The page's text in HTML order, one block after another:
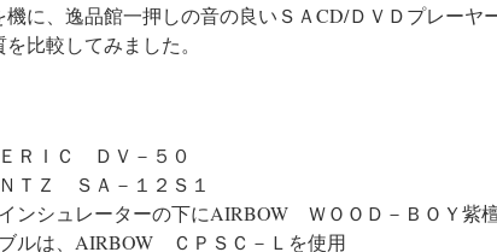
に、逸品館一押しの音の良いＳＡCD/ＤＶＤプレーヤ
比較してみました。
ＲＩＣ ＤＶ－５０
ＴＺ ＳＡ－１２Ｓ１
ンシュレーターの下にAIRBOW ＷＯＯＤ－ＢＯＹ紫
ルは、AIRBOW ＣＰＳＣ－Ｌを使用